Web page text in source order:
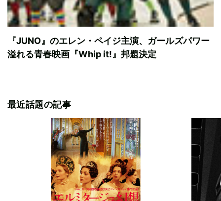
『JUNO』のエレン・ペイジ主演、ガールズパワー
溢れる青春映画『Whip it!』邦題決定
最近話題の記事